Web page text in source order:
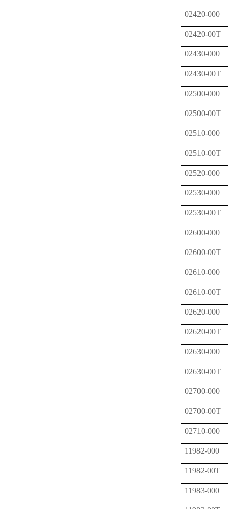
02420-000
02420-00T
02430-000
02430-00T
02500-000
02500-00T
02510-000
02510-00T
02520-000
02530-000
02530-00T
02600-000
02600-00T
02610-000
02610-00T
02620-000
02620-00T
02630-000
02630-00T
02700-000
02700-00T
02710-000
11982-000
11982-00T
11983-000